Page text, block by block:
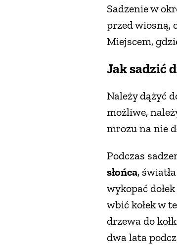
Sadzenie w
przed wiosną,
Miejscem,
Jak sadzić
Należy dążyć
możliwe,
mrozu na nie
Podczas
słońca,
wykopać
wbić kołek w
drzewa do
dwa lata